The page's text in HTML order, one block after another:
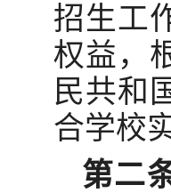
招生工
权益，
民共和
合学校
第二